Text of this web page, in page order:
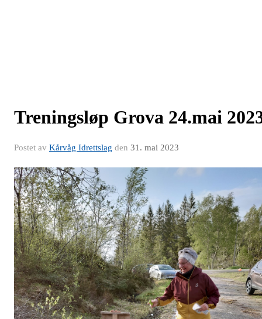
Treningsløp Grova 24.mai
Postet av Kårvåg Idrettslag den 31. mai 2023